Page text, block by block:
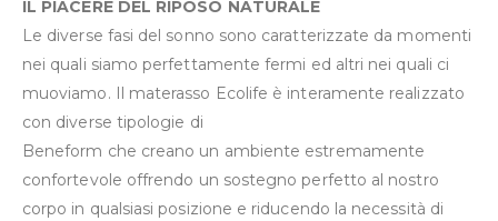
IL PIACERE DEL RIPOSO NATURALE
Le diverse fasi del sonno sono caratterizzate da momenti
nei quali siamo perfettamente fermi ed altri nei quali ci
muoviamo. Il materasso Ecolife è interamente realizzato
con diverse tipologie di
Beneform che creano un ambiente estremamente
confortevole offrendo un sostegno perfetto al nostro
corpo in qualsiasi posizione e riducendo la necessità di